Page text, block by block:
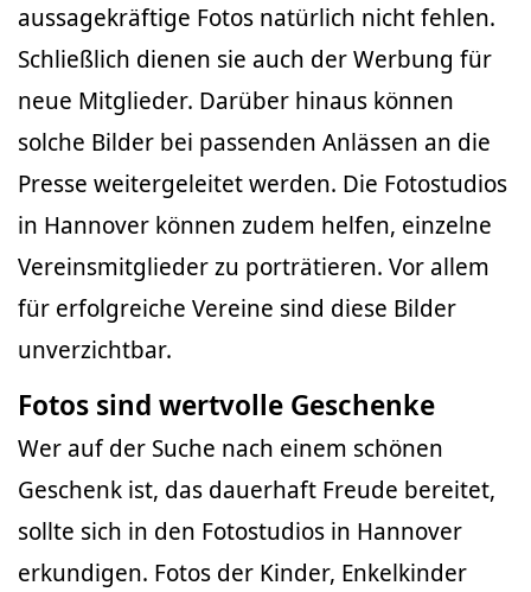
aussagekräftige Fotos natürlich nicht fehlen.
Schließlich dienen sie auch der Werbung für
neue Mitglieder. Darüber hinaus können
solche Bilder bei passenden Anlässen an die
Presse weitergeleitet werden. Die Fotostudios
in Hannover können zudem helfen, einzelne
Vereinsmitglieder zu porträtieren. Vor allem
für erfolgreiche Vereine sind diese Bilder
unverzichtbar.
Fotos sind wertvolle Geschenke
Wer auf der Suche nach einem schönen
Geschenk ist, das dauerhaft Freude bereitet,
sollte sich in den Fotostudios in Hannover
erkundigen. Fotos der Kinder, Enkelkinder